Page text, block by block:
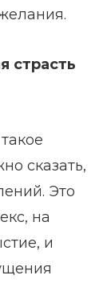
страсть
сказать,
Это
на
и